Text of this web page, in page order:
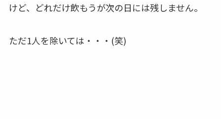
けど、どれだけ飲もうが次の日には残しません。
ただ1人を除いては・・・(笑)